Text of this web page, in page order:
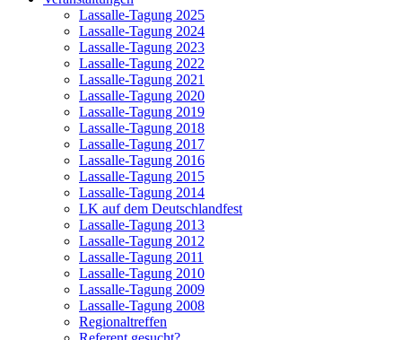
Lassalle-Tagung 2025
Lassalle-Tagung 2024
Lassalle-Tagung 2023
Lassalle-Tagung 2022
Lassalle-Tagung 2021
Lassalle-Tagung 2020
Lassalle-Tagung 2019
Lassalle-Tagung 2018
Lassalle-Tagung 2017
Lassalle-Tagung 2016
Lassalle-Tagung 2015
Lassalle-Tagung 2014
LK auf dem Deutschlandfest
Lassalle-Tagung 2013
Lassalle-Tagung 2012
Lassalle-Tagung 2011
Lassalle-Tagung 2010
Lassalle-Tagung 2009
Lassalle-Tagung 2008
Regionaltreffen